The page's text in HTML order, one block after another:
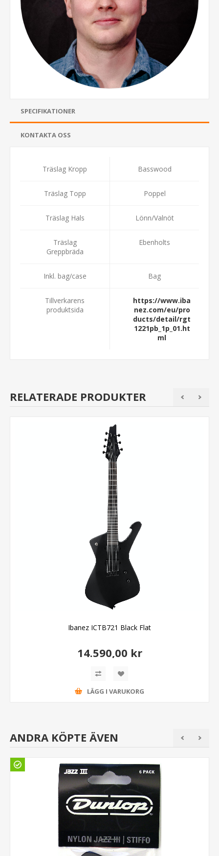
SPECIFIKATIONER
KONTAKTA OSS
Träslag Kropp Basswood
Träslag Topp Poppel
Träslag Hals Lönn/Valnöt
Träslag
Greppbräda
Ebenholts
Inkl. bag/case Bag
Tillverkarens
produktsida
https://www.iba
nez.com/eu/pro
ducts/detail/rgt
1221pb_1p_01.ht
ml
RELATERADE PRODUKTER
Ibanez ICTB721 Black Flat
14.590,00 kr
LÄGG I VARUKORG
ANDRA KÖPTE ÄVEN